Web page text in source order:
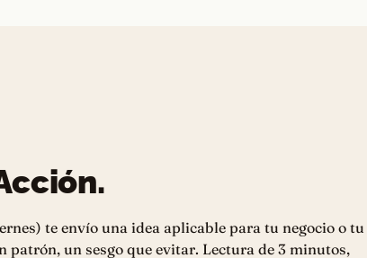
te envío una idea aplicable para tu negocio o tu
patrón, un sesgo que evitar. Lectura de 3 minutos,